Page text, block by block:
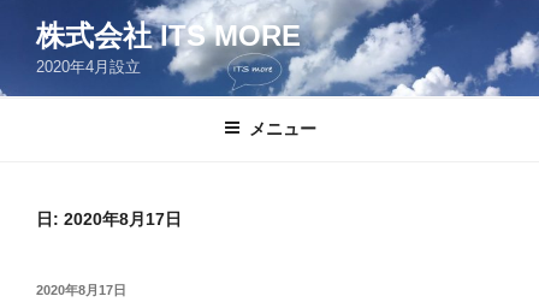
ン
株式会社 ITS MORE
2020年4月設立
メニュー
日: 2020年8月17日
投
2020年8月17日